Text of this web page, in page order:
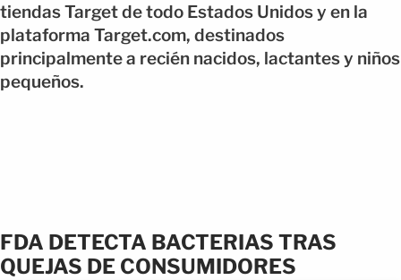
tiendas Target de todo Estados Unidos y en la
plataforma Target.com, destinados
principalmente a recién nacidos, lactantes y niños
pequeños.
FDA DETECTA BACTERIAS TRAS
QUEJAS DE CONSUMIDORES